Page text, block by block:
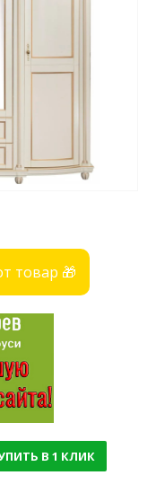
товар 🎁
В 1 КЛИК